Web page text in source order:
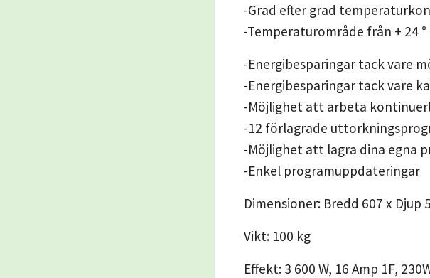
-Grad efter grad
-Temperaturområde från + 24 °
-Energibesparingar tack vare
-Energibesparingar tack vare
-Möjlighet att arbeta
-12 förlagrade
-Möjlighet att lagra dina egna
-Enkel programuppdateringar
Dimensioner: Bredd 607 x Djup
Vikt: 100 kg
Effekt: 3 600 W, 16 Amp 1F,